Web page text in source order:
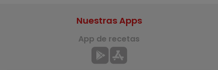
Nuestras Apps
App de recetas